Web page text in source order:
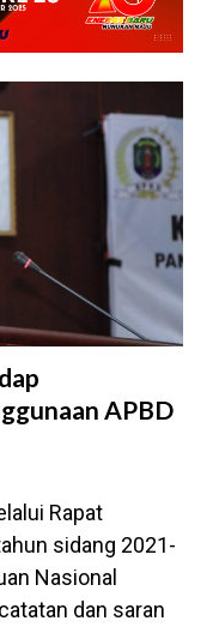
APBD
Rapat
sidang 2021-
Nasional
dan saran